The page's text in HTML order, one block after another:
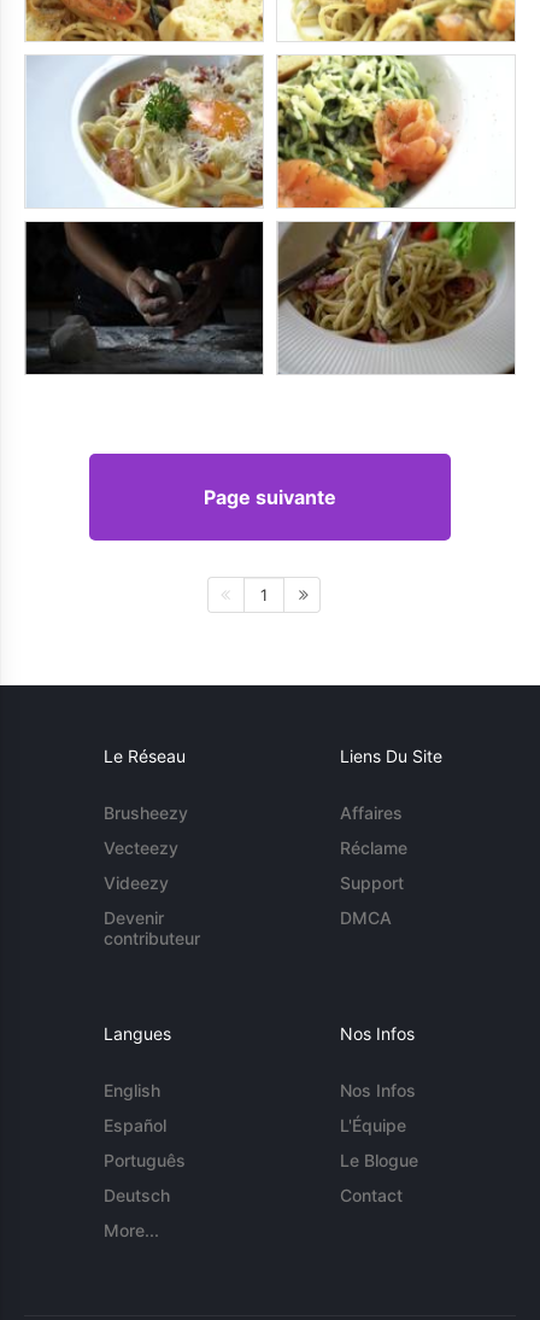
Page suivante
1
Le Réseau
Brusheezy
Vecteezy
Videezy
Devenir
contributeur
Liens Du Site
Affaires
Réclame
Support
DMCA
Langues
English
Español
Português
Deutsch
More...
Nos Infos
Nos Infos
L'Équipe
Le Blogue
Contact